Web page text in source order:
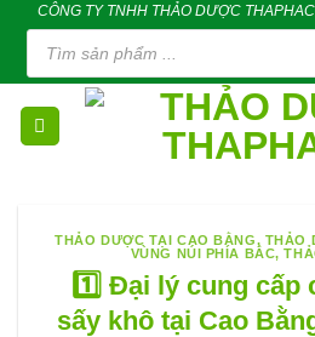
content
CÔNG TY TNHH THẢO DƯỢC
Tìm
kiếm
phẩm
THẢO DƯỢC TẠI CAO BẰNG, THẢO
VÙNG NÚI PHÍA BẮC,
1️⃣ Đại lý cung cấp
sấy khô tại Cao